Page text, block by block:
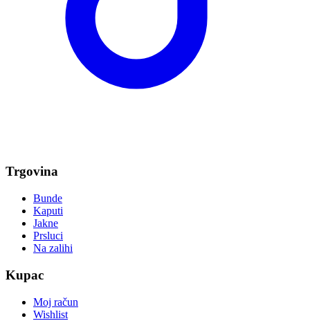
Trgovina
Bunde
Kaputi
Jakne
Prsluci
Na zalihi
Kupac
Moj račun
Wishlist